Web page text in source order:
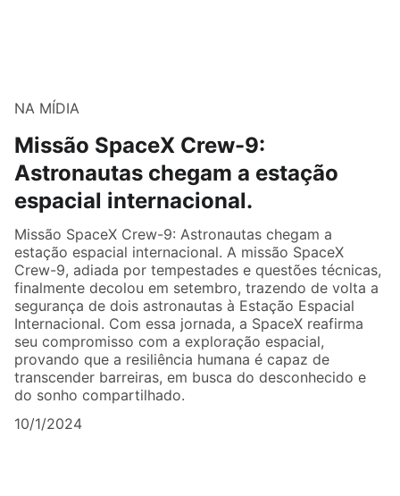
NA MÍDIA
Missão SpaceX Crew-9:
Astronautas chegam a estação
espacial internacional.
Missão SpaceX Crew-9: Astronautas chegam a
estação espacial internacional. A missão SpaceX
Crew-9, adiada por tempestades e questões técnicas,
finalmente decolou em setembro, trazendo de volta a
segurança de dois astronautas à Estação Espacial
Internacional. Com essa jornada, a SpaceX reafirma
seu compromisso com a exploração espacial,
provando que a resiliência humana é capaz de
transcender barreiras, em busca do desconhecido e
do sonho compartilhado.
10/1/2024